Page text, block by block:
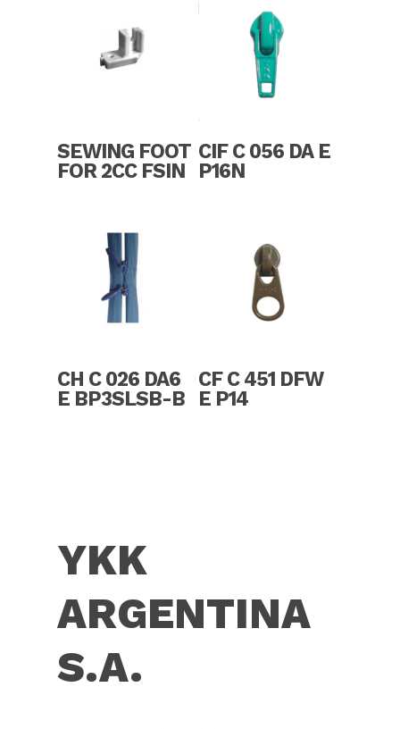
SEWING FOOT
FOR 2CC FSIN
CIF C 056 DA E
P16N
CH C 026 DA6
E BP3SLSB-B
CF C 451 DFW
E P14
YKK
ARGENTINA
S.A.